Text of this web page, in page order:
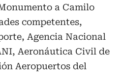
a Camilo
competentes,
Agencia Nacional
Aeronáutica Civil de
Aeropuertos del